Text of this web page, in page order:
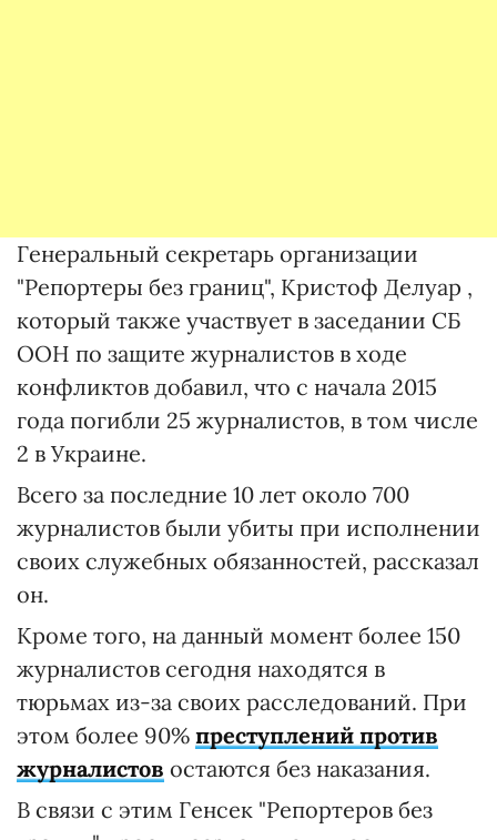
Генеральный секретарь организации
"Репортеры без границ", Кристоф Делуар ,
который также участвует в заседании СБ
ООН по защите журналистов в ходе
конфликтов добавил, что с начала 2015
года погибли 25 журналистов, в том числе
2 в Украине.
Всего за последние 10 лет около 700
журналистов были убиты при исполнении
своих служебных обязанностей, рассказал
он.
Кроме того, на данный момент более 150
журналистов сегодня находятся в
тюрьмах из-за своих расследований. При
этом более 90% преступлений против
журналистов остаются без наказания.
В связи с этим Генсек "Репортеров без